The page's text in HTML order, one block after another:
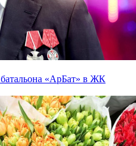
батальона «АрБат» в ЖК